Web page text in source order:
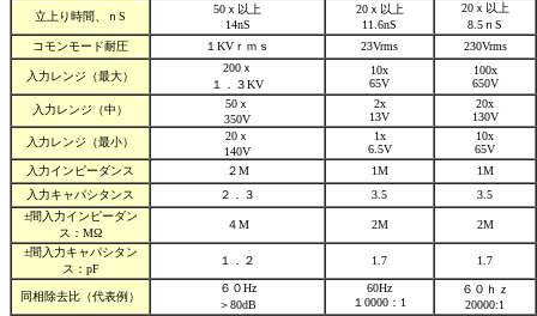
立上り時間、ｎS
50ｘ以上
14nS
20ｘ以上
11.6nS
20ｘ以上
8.5ｎS
コモンモード耐圧
１KVｒｍｓ 23Vrms 230Vrms
入力レンジ（最大）
200ｘ
１．３KV
10x
65V
100x
650V
入力レンジ（中）
50ｘ
350V
2x
13V
20x
130V
入力レンジ（最小）
20ｘ
140V
1x
6.5V
10x
65V
入力インピーダンス
２M 1M
1M
入力キャパシタンス
２．３ 3.5
3.5
±間入力インピーダン
ス：MΩ
４M 2M 2M
±間入力キャパシタン
ス：pF
１．２ 1.7 1.7
同相除去比（代表例）
６０Hz
＞80dB
60Hz
１0000：1
６０ｈｚ
20000:1